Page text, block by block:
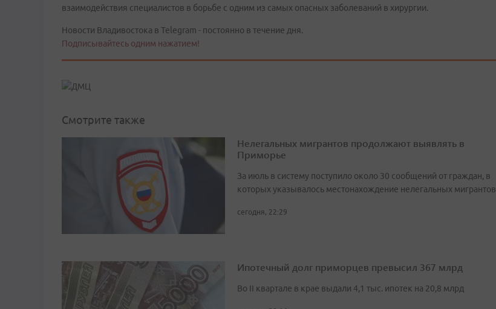
взаимодействия специалистов в борьбе с одним из самых опасных заболеваний в хирургии.
Новости Владивостока в Telegram - постоянно в течение дня.
Подписывайтесь одним нажатием!
Смотрите также
Нелегальных мигрантов продолжают выявлять в
Приморье
За июль в систему поступило около 30 сообщений от граждан, в
которых указывалось местонахождение нелегальных мигрантов
сегодня, 22:29
Ипотечный долг приморцев превысил 367 млрд
Во II квартале в крае выдали 4,1 тыс. ипотек на 20,8 млрд